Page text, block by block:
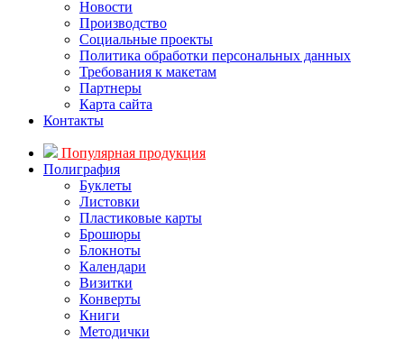
Новости
Производство
Социальные проекты
Политика обработки персональных данных
Требования к макетам
Партнеры
Карта сайта
Контакты
Популярная продукция
Полиграфия
Буклеты
Листовки
Пластиковые карты
Брошюры
Блокноты
Календари
Визитки
Конверты
Книги
Методички